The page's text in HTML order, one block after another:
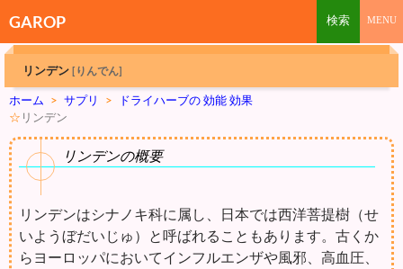
GAROP
リンデン [りんでん]
ホーム > サプリ >
ドライハーブの 効能 効果
☆ リンデン
リンデンの概要
リンデンはシナノキ科に属し、日本では西洋菩提樹（せ
いようぼだいじゅ）と呼ばれることもあります。古くか
らヨーロッパにおいてインフルエンザや風邪、高血圧、